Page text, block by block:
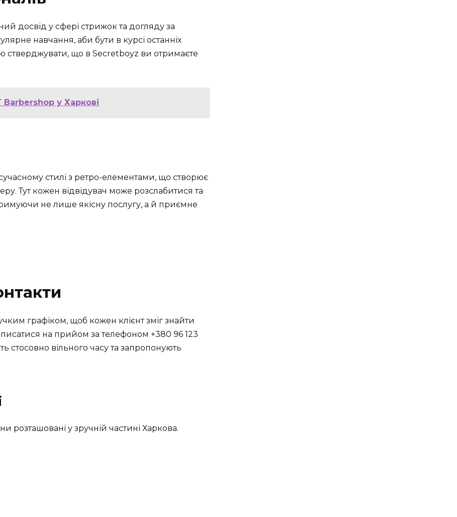
досвід у сфері стрижок та догляду за
навчання, аби бути в курсі останніх
стверджувати, що в Secretboyz ви отримаєте
Barbershop у Харкові
стилі з ретро-елементами, що створює
Тут кожен відвідувач може розслабитися та
не лише якісну послугу, а й приємне
графіком, щоб кожен клієнт зміг знайти
на прийом за телефоном +380 96 123
стосовно вільного часу та запропонують
розташовані у зручній частині Харкова.